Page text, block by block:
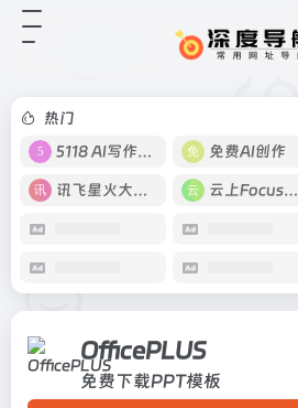
热门
5118 AI写作工具
免费AI创作
讯飞星火大模型 云上Focus接码
OfficePLUS
免费下载PPT模板